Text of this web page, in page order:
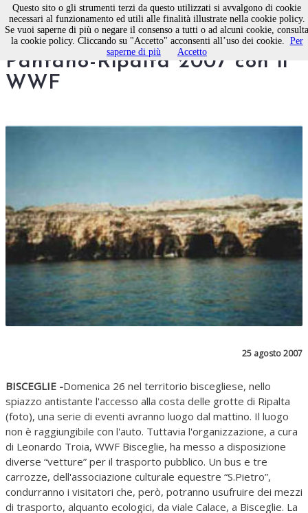
Bisceglie, domenica la Festa
Pantano-Ripalta 2007 con il
WWF
25 agosto 2007
BISCEGLIE -Domenica 26 nel territorio biscegliese, nello
spiazzo antistante l'accesso alla costa delle grotte di Ripalta
(foto), una serie di eventi avranno luogo dal mattino. Il luogo
non è raggiungibile con l'auto. Tuttavia l'organizzazione, a cura
di Leonardo Troia, WWF Bisceglie, ha messo a disposizione
diverse “vetture” per il trasporto pubblico. Un bus e tre
carrozze, dell'associazione culturale equestre “S.Pietro”,
condurranno i visitatori che, però, potranno usufruire dei mezzi
di trasporto, alquanto ecologici, da viale Calace, a Bisceglie. La
Questo sito o gli strumenti terzi da questo utilizzati si avvalgono di cookie
necessari al funzionamento ed utili alle finalità illustrate nella cookie policy.
Se vuoi saperne di più o negare il consenso a tutti o ad alcuni cookie, consulta
la cookie policy. Cliccando su "Accetto" acconsenti all’uso dei cookie. Per
saperne di più
Accetto